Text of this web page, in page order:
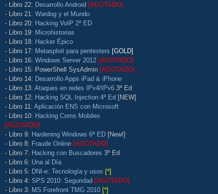
- Libro 22: Desarrollo Android [AGOTADO]
- Libro 21: Wardog y el Mundo
- Libro 20: Hacking VoIP 2ª ED
- Libro 19: Microhistorias
- Libro 18: Hacker Épico
- Libro 17: Metasploit para pentesters [GOLD]
- Libro 16: Windows Server 2012 [AGOTADO]
- Libro 15: PowerShell SysAdmin [AGOTADO]
- Libro 14: Desarrollo Apps iPad & iPhone
- Libro 13: Ataques en redes IPv4/IPv6 3ª Ed
- Libro 12: Hacking SQL Injection 4ª Ed [NEW]
- Libro 11: Aplicación ENS con Microsoft
- Libro 10: Hacking Coms Mobiles
[AGOTADO]
- Libro 9: Hardening Windows 6ª ED [New!]
- Libro 8: Fraude Online [AGOTADO]
- Libro 7: Hacking con Buscadores 3ª Ed
- Libro 6: Una al Día
- Libro 5: DNI-e: Tecnología y usos [*]
- Libro 4: SPS 2010: Seguridad [AGOTADO]
- Libro 3: MS Forefront TMG 2010 [*]